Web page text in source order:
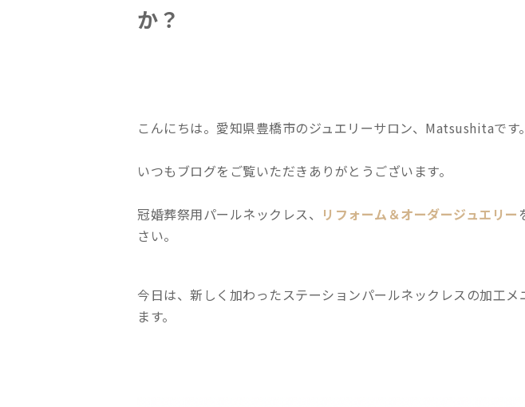
か？
こんにちは。愛知県豊橋市のジュエリーサロン、Matsushitaです。
いつもブログをご覧いただきありがとうございます。
冠婚葬祭用パールネックレス、 リフォーム＆オーダージュエリー
さい。
今日は、新しく加わったステーションパールネックレスの加工
ます。